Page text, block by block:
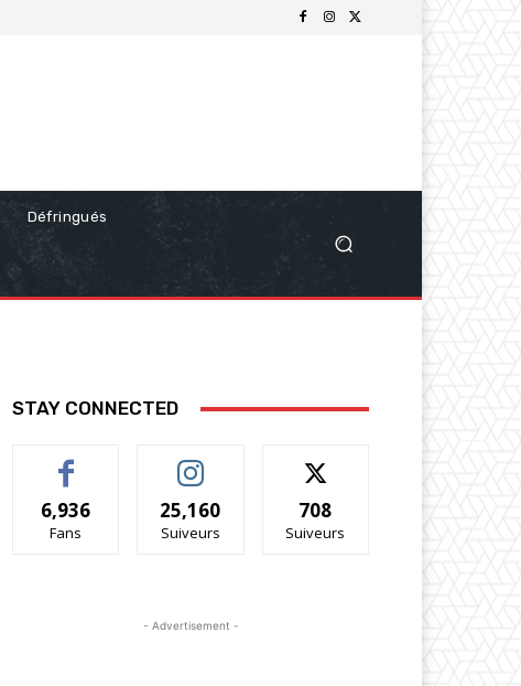
Défringués
STAY CONNECTED
6,936
Fans
25,160
Suiveurs
708
Suiveurs
- Advertisement -